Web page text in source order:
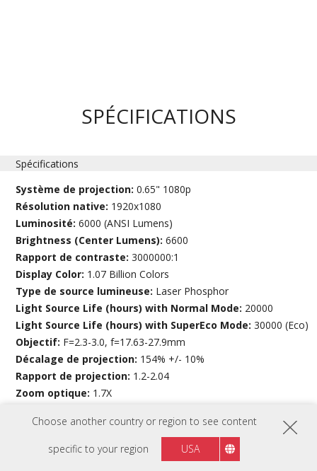
Choose another country or region to see content
specific to your region USA
SPÉCIFICATIONS
Spécifications
Système de projection:0.65" 1080p
Résolution native: 1920x1080
Luminosité:6000 (ANSI Lumens)
Brightness (Center Lumens):6600
Rapport de contraste:3000000:1
Display Color: 1.07 Billion Colors
Type de source lumineuse: Laser Phosphor
Light Source Life (hours) with Normal Mode: 20000
Light Source Life (hours) with SuperEco Mode:30000 (Eco)
Objectif: F=2.3-3.0, f=17.63-27.9mm
Décalage de projection: 154% +/- 10%
Rapport de projection: 1.2-2.04
Zoom optique: 1.7X
Taille de l'image: 30"-300"
Distance de projection:0.80-13.55m